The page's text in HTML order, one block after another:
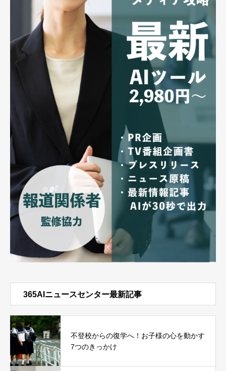
365AIニュースセンター最新記事
不登校からの復学へ！お子様の心を動かす
7つのきっかけ